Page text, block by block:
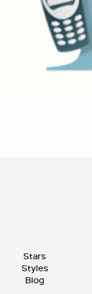
Stars
Styles
Blog